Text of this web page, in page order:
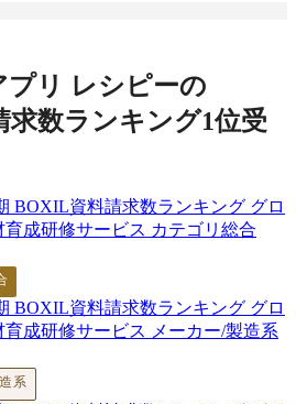
プリ レシピーの
数ランキング1位受
BOXIL資料請求数ランキング グロ
育成研修サービス カテゴリ総合
BOXIL資料請求数ランキング グロ
育成研修サービス メーカー/製造系
系